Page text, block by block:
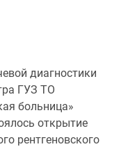
диагностики
ГУЗ ТО
больница»
открытие
рентгеновского